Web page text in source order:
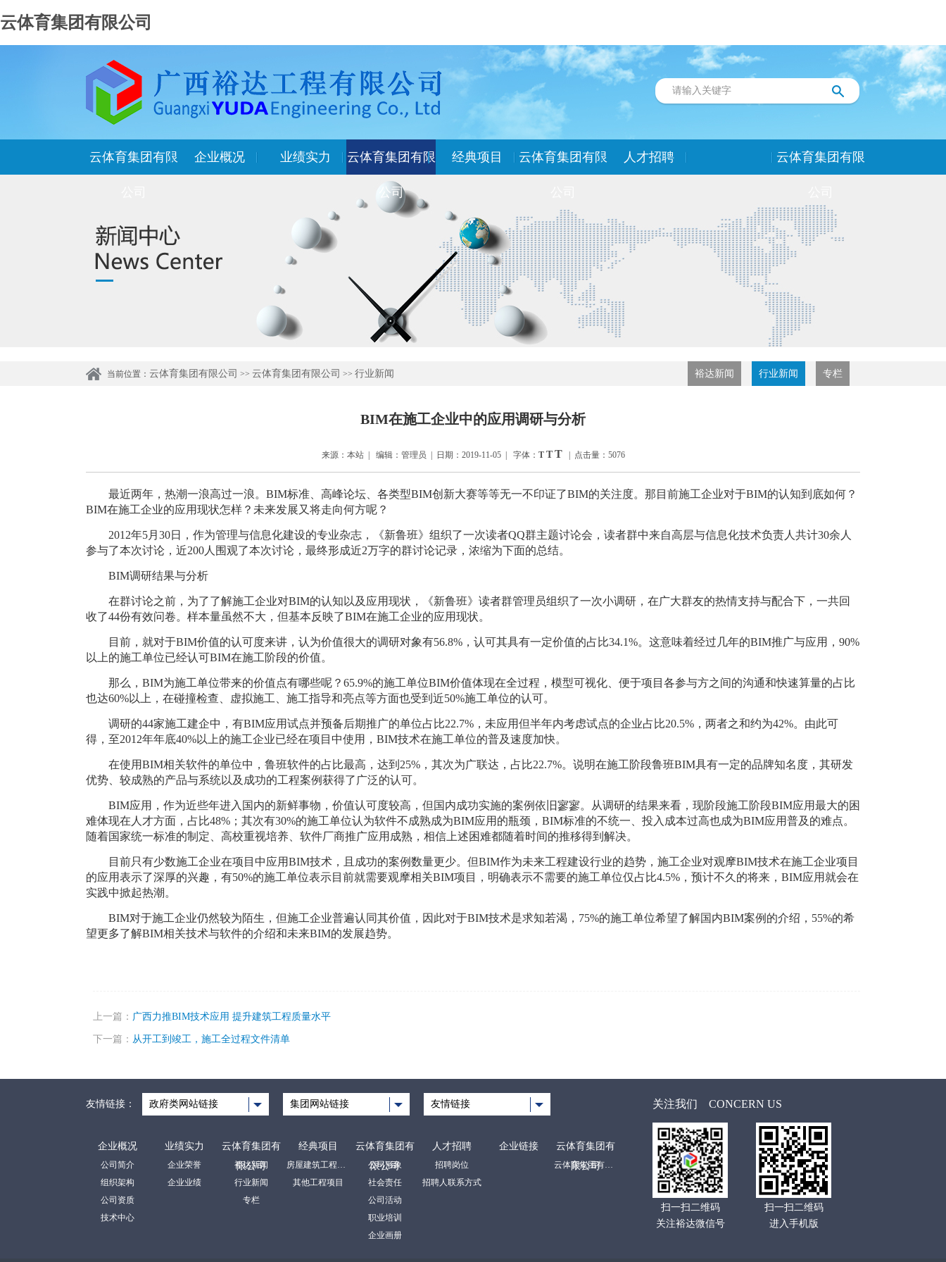
云体育集团有限公司
云体育集团有限 企业概况 业绩实力 云体育集团有限
公司
经典项目 云体育集团有限 人才招聘 云体育集团有限
当前位置： 云体育集团有限公司 >> 云体育集团有限公司 >> 行业新闻 裕达新闻 行业新闻 专栏
BIM在施工企业中的应用调研与分析
来源：本站 | 编辑：管理员 | 日期：2019-11-05 | 字体： T T T| 点击量：5076
最近两年， 热潮一浪高过一浪。 BIM标准 、高峰论坛、各类型BIM创新大赛等等无一不印证了BIM的关注度。那目前施工企业对于BIM的认知到底如何？
BIM在施工企业的应用现状怎样？未来发展又将走向何方呢？
2012年5月30日，作为管理与信息化建设的专业杂志，《新鲁班》组织了一次读者QQ群主题讨论会，读者群中来自高层与信息化技术负责人共计30余人
参与了本次讨论，近200人围观了本次讨论，最终形成近2万字的群讨论记录，浓缩为下面的总结。
BIM调研结果与分析
在群讨论之前，为了了解施工企业对BIM的认知以及应用现状，《新鲁班》读者群管理员组织了一次小调研，在广大群友的热情支持与配合下，一共回
收了44份有效问卷。样本量虽然不大，但基本反映了BIM在施工企业的应用现状。
目前，就对于BIM价值的认可度来讲，认为价值很大的调研对象有56.8%，认可其具有一定价值的占比34.1%。这意味着经过几年的BIM推广与应用，90%
以上的施工单位已经认可BIM在施工阶段的价值。
那么， BIM为施工单位带来的价值点有哪些呢？65.9%的施工单位BIM价值体现在全过程 ，模型可视化、便于项目各参与方之间的沟通和快速算量的占比
也达60%以上， 在碰撞检查、虚拟施工、施工指导和亮点等方面也受到近50%施工单位的认可。
调研的44家施工建企中，有BIM应用试点并预备后期推广的单位占比22.7%，未应用但半年内考虑试点的企业占比20.5%，两者之和约为42%。由此可
得，至2012年年底40%以上的施工企业已经在项目中使用 ， BIM技术在施工单位的普及速度加快。
在使用BIM相关软件的单位中，鲁班软件的占比最高，达到25%，其次为广联达，占比22.7%。说明在施工阶段鲁班BIM具有一定的品牌知名度，其研发
优势、较成熟的产品与系统以及成功的工程案例获得了广泛的认可。
BIM应用，作为近些年进入国内的新鲜事物，价值认可度较高，但国内成功实施的案例依旧寥寥。从调研的结果来看，现阶段施工阶段BIM应用最大的困
难体现在人才方面，占比48%；其次有30%的施工单位认为软件不成熟成为BIM应用的瓶颈，BIM标准的不统一、投入成本过高也成为BIM应用普及的难点。
随着国家统一标准的制定、高校重视培养、软件厂商推广应用成熟，相信上述困难都随着时间的推移得到解决。
目前只有少数施工企业在项目中应用BIM技术，且成功的案例数量更少。但BIM作为未来工程建设行业的趋势，施工企业对观摩BIM技术在施工企业项目
的应用表示了深厚的兴趣，有50%的施工单位表示目前就需要观摩相关BIM项目，明确表示不需要的施工单位仅占比4.5%，预计不久的将来，BIM应用就会在
实践中掀起热潮。
BIM对于施工企业仍然较为陌生，但施工企业普遍认同其价值，因此对于BIM技术是求知若渴，75%的施工单位希望了解国内BIM案例的介绍，55%的希
望更多了解BIM相关技术与软件的介绍和未来BIM的发展趋势。
上一篇： 广西力推BIM技术应用 提升建筑工程质量水平
下一篇： 从开工到竣工，施工全过程文件清单
友情链接： 政府类网站链接 集团网站链接 友情链接
企业概况
公司简介
组织架构
公司资质
技术中心
业绩实力
企业荣誉
企业业绩
云体育集团有
限公司
裕达新闻
行业新闻
专栏
经典项目
房屋建筑工程项目
其他工程项目
云体育集团有
限公司
公司形象
社会责任
公司活动
职业培训
企业画册
人才招聘
招聘岗位
招聘人联系方式
企业链接
云体育集团有
限公司 云体育集团有限公司
关注我们 CONCERN US
扫一扫二维码
关注裕达微信号
扫一扫二维码
进入手机版